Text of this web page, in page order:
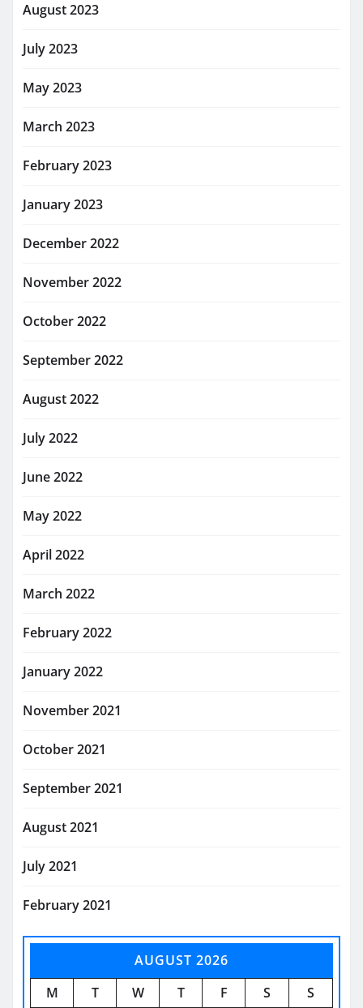
August 2023
July 2023
May 2023
March 2023
February 2023
January 2023
December 2022
November 2022
October 2022
September 2022
August 2022
July 2022
June 2022
May 2022
April 2022
March 2022
February 2022
January 2022
November 2021
October 2021
September 2021
August 2021
July 2021
February 2021
AUGUST 2026
M
T W T F S S